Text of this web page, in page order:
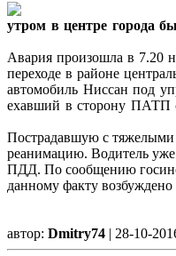
утром в центре города
Авария произошла в 7.20
переходе в районе
автомобиль Ниссан под
ехавший в сторону ПАТП
Пострадавшую с тяжелыми
реанимацию. Водитель
ПДД. По сообщению
данному факту
автор: Dmitry74 | 28-10-